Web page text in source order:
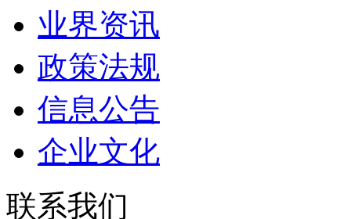
业界资讯
政策法规
信息公告
企业文化
联系我们